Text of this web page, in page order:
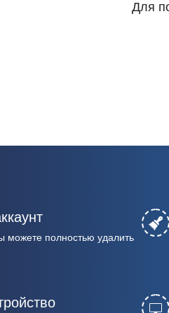
Для
можете полностью удалить